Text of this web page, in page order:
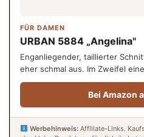
FÜR DAMEN
URBAN 5884 „Angelina"
Enganliegender, taillierter
eher schmal aus. Im Zweifel
Bei Amazon
Werbehinweis:Affiliate-Links.